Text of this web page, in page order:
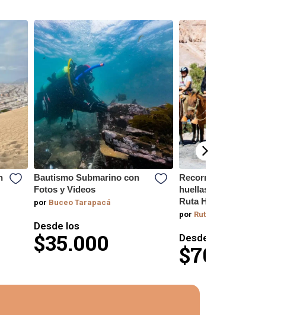
Bautismo Submarino con
Fotos y Videos
por Buceo Tarapacá
Desde los
$35.000
Recorre a caballo las
huellas ancestrales con
Ruta Huasquiña
por Ruta Husquiña
Desde los
$70.000